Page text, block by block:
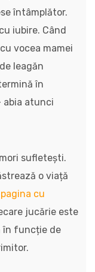
întâmplător.
iubire. Când
vocea mamei
leagăn
în
abia atunci
sufletești.
o viață
pagina cu
jucărie este
în funcție de